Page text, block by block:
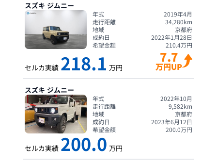
スズキ ジムニー
年式
2019年4月
走行距離
34,280km
地域
京都府
成約日
2022年1月28日
希望金額
210.4万円
セルカ実績 218.1 万円
7.7
万円UP
スズキ ジムニー
年式
2022年10月
走行距離
9,582km
地域
京都府
成約日
2023年6月12日
希望金額
200.0万円
セルカ実績 200.0 万円